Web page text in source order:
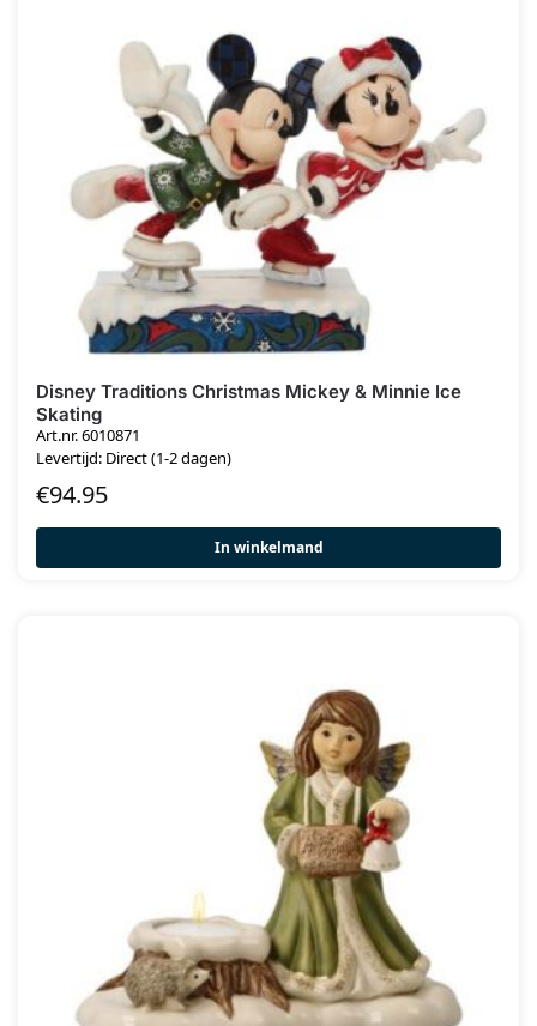
Disney Traditions Christmas Mickey & Minnie Ice
Skating
Art.nr. 6010871
Levertijd: Direct (1-2 dagen)
€94.95
In winkelmand